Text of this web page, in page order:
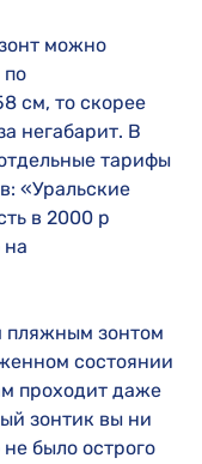
можно
по
см, то скорее
негабарит. В
тарифы
«Уральские
в 2000 р
на
пляжным зонтом
состоянии
проходит даже
зонтик вы ни
было острого